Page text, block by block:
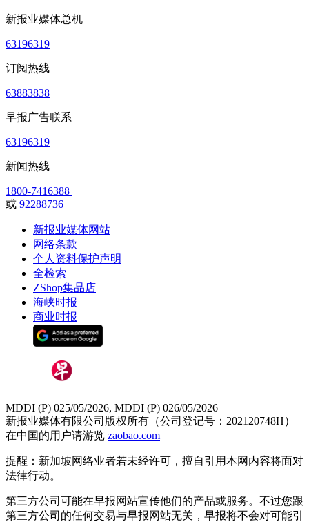
新报业媒体总机
63196319
订阅热线
63883838
早报广告联系
63196319
新闻热线
1800-7416388
或 92288736
新报业媒体网站
网络条款
个人资料保护声明
全检索
ZShop集品店
海峡时报
商业时报
MDDI (P) 025/05/2026, MDDI (P) 026/05/2026
新报业媒体有限公司版权所有（公司登记号：202120748H）
在中国的用户请游览 zaobao.com
提醒：新加坡网络业者若未经许可，擅自引用本网内容将面对
法律行动。
第三方公司可能在早报网站宣传他们的产品或服务。不过您跟
第三方公司的任何交易与早报网站无关，早报将不会对可能引